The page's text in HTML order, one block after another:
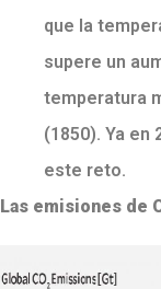
que la
supere un
temperatura
(1850). Ya en
este reto.
Las emisiones de